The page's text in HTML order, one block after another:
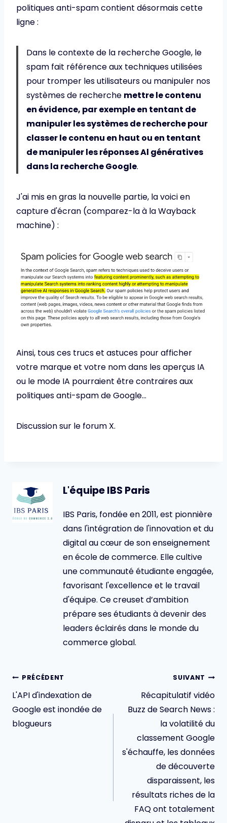
politiques anti-spam contient désormais cette
ligne :
Dans le contexte de la recherche Google, le
spam fait référence aux techniques utilisées
pour tromper les utilisateurs ou manipuler nos
systèmes de recherche mettre le contenu
en évidence, par exemple en tentant de
manipuler les systèmes de recherche pour
classer le contenu en haut ou en tentant
de manipuler les réponses Al génératives
dans la recherche Google.
J'ai mis en gras la nouvelle partie, la voici en
capture d'écran (comparez-la à la Wayback
machine) :
Ainsi, tous ces trucs et astuces pour afficher
votre marque et votre nom dans les aperçus IA
ou le mode IA pourraient être contraires aux
politiques anti-spam de Google…
Discussion sur le forum X.
L'équipe IBS Paris
IBS Paris, fondée en 2011, est pionnière
dans l'intégration de l'innovation et du
digital au cœur de son enseignement
en école de commerce. Elle cultive
une communauté étudiante engagée,
favorisant l'excellence et le travail
d'équipe. Ce creuset d’ambition
prépare ses étudiants à devenir des
leaders éclairés dans le monde du
commerce global.
Navigation
de
l’article
PRÉCÉDENT
L'API d'indexation de
Google est inondée de
blogueurs
SUIVANT
Récapitulatif vidéo
Buzz de Search News :
la volatilité du
classement Google
s'échauffe, les données
de découverte
disparaissent, les
résultats riches de la
FAQ ont totalement